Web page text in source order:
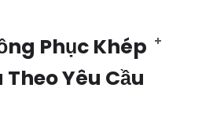
Phục Khép
Yêu Cầu